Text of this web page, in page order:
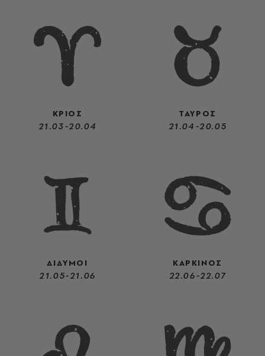
ΚΡΙΟΣ
21.03-20.04
ΤΑΥΡΟΣ
21.04-20.05
ΔΙΔΥΜΟΙ
21.05-21.06
ΚΑΡΚΙΝΟΣ
22.06-22.07